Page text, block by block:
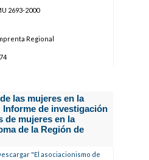
2693-2000
Regional
las mujeres en la
Informe de investigación
de mujeres en la
de la Región de
"El asociacionismo de